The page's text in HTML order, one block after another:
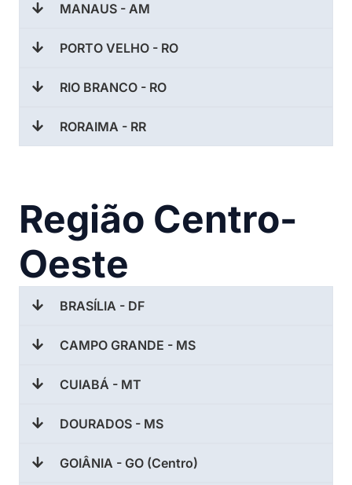
MANAUS - AM
PORTO VELHO - RO
RIO BRANCO - RO
RORAIMA - RR
Região Centro-
Oeste
BRASÍLIA - DF
CAMPO GRANDE - MS
CUIABÁ - MT
DOURADOS - MS
GOIÂNIA - GO (Centro)